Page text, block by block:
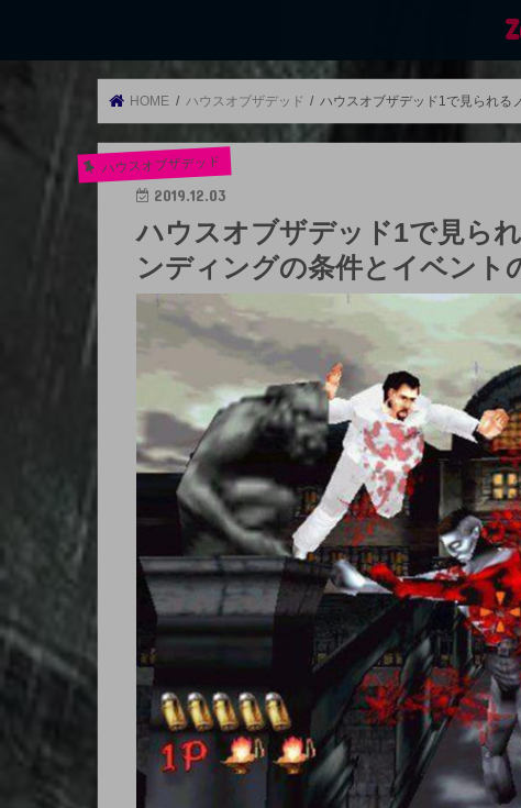
HOME ハウスオブザデッド ハウスオブザデッド1で見られる
ハウスオブザデッド
2019.12.03
ハウスオブザデッド1で見ら
ンディングの条件とイベント